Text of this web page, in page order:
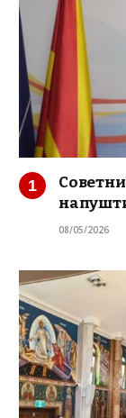
08/05/2026